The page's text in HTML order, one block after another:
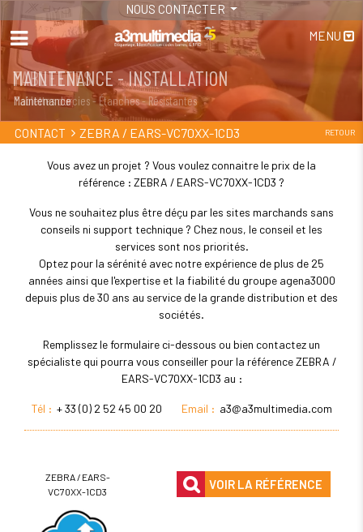
NOUS CONTACTER
MENU
MAINTENANCE - INSTALLATION
Maintenance
TABLETTES
Tablettes durcies - Étanches - Résistantes
CONTACT ZEBRA / EARS-VC70XX-1CD3 RETOUR
Vous avez un projet ? Vous voulez connaitre le prix de la
référence : ZEBRA / EARS-VC70XX-1CD3 ?
Vous ne souhaitez plus être déçu par les sites marchands sans
conseils ni support technique ? Chez nous, le conseil et les
services sont nos priorités.
Optez pour la sérénité avec notre expérience de plus de 25
années ainsi que l'expertise et la fiabilité du groupe agena3000
depuis plus de 30 ans au service de la grande distribution et des
sociétés.
Remplissez le formulaire ci-dessous ou bien contactez un
spécialiste qui pourra vous conseiller pour la référence ZEBRA /
EARS-VC70XX-1CD3 au :
Tél : + 33 (0) 2 52 45 00 20 Email : a3@a3multimedia.com
ZEBRA / EARS-
VC70XX-1CD3
VOIR LA RÉFÉRENCE